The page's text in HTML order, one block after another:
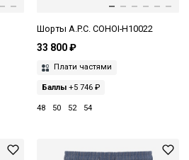
Шорты A.P.C. COHOI-H10022
33 800 ₽
Плати частями
Баллы+5 746 ₽
48 50 52 54